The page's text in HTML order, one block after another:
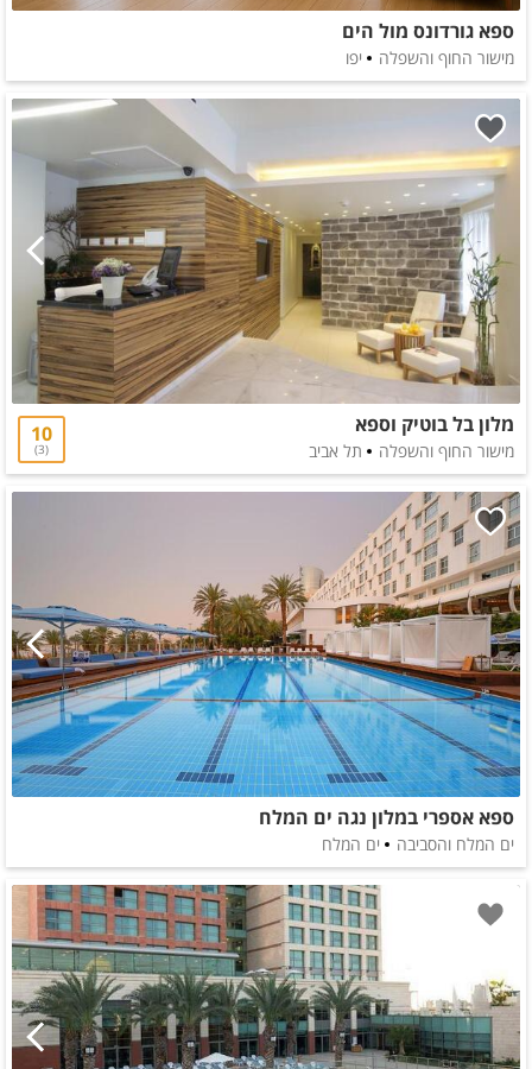
ספא גורדונס מול הים
מישור החוף והשפלה יפו
מלון בל בוטיק וספא
מישור החוף והשפלה תל אביב
10
3
ספא אספרי במלון נגה ים המלח
ים המלח והסביבה ים המלח